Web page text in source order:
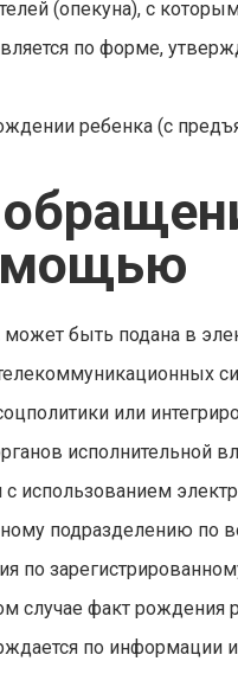
(опекуна), с
по форме,
ребенка (с
быть подана в
или
исполнительной
с использованием
подразделению по
по
случае факт рождения
по информации